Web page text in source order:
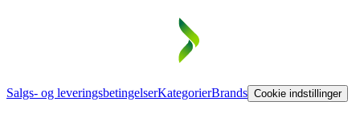
Salgs- og leveringsbetingelserKategorierBrands Cookie indstillinger